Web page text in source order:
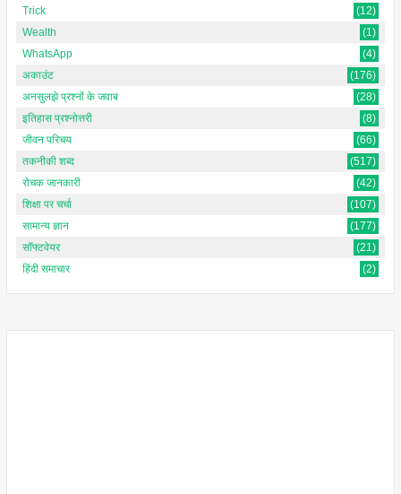
Trick
(12)
Wealth
(1)
WhatsApp
(4)
अकाउंट
(176)
अनसुलझे प्रश्नों के जवाब
(28)
इतिहास प्रश्नोत्तरी
(8)
जीवन परिचय
(66)
तकनीकी शब्द
(517)
रोचक जानकारी
(42)
शिक्षा पर चर्चा
(107)
सामान्य ज्ञान
(177)
सॉफ्टवेयर
(21)
हिंदी समाचार
(2)